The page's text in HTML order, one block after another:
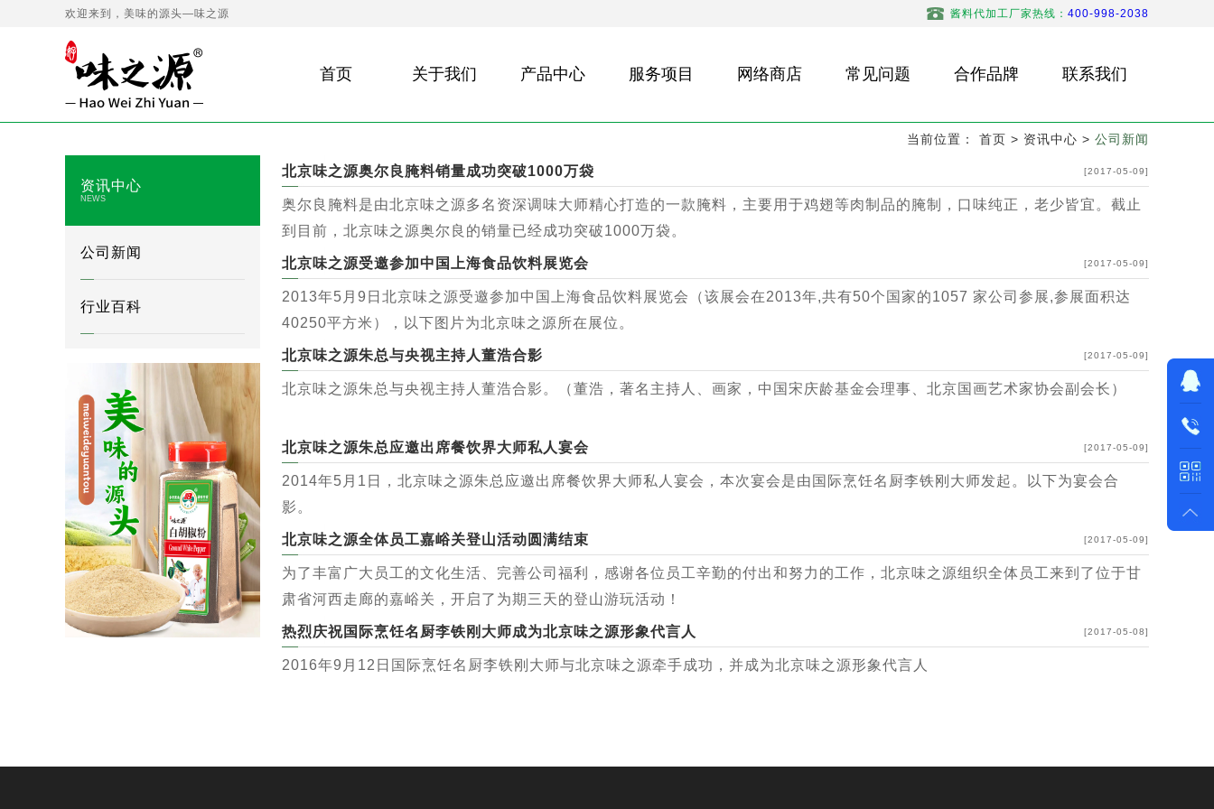
欢迎来到，美味的源头—味之源 酱料代加工厂家热线： 400-998-2038
首页 关于我们 产品中心 服务项目 网络商店 常见问题 合作品牌 联系我们
当前位置： 首页 > 资讯中心 > 公司新闻
资讯中心
NEWS
公司新闻
行业百科
北京味之源奥尔良腌料销量成功突破1000万袋 [2017-05-09]
奥尔良腌料是由北京味之源多名资深调味大师精心打造的一款腌料，主要用于鸡翅等肉制品的腌制，口味纯正，老少皆宜。截止
到目前，北京味之源奥尔良的销量已经成功突破1000万袋。
北京味之源受邀参加中国上海食品饮料展览会 [2017-05-09]
2013年5月9日北京味之源受邀参加中国上海食品饮料展览会（该展会在2013年,共有50个国家的1057 家公司参展,参展面积达
40250平方米），以下图片为北京味之源所在展位。
北京味之源朱总与央视主持人董浩合影 [2017-05-09]
北京味之源朱总与央视主持人董浩合影。（董浩，著名主持人、画家，中国宋庆龄基金会理事、北京国画艺术家协会副会长）
北京味之源朱总应邀出席餐饮界大师私人宴会 [2017-05-09]
2014年5月1日，北京味之源朱总应邀出席餐饮界大师私人宴会，本次宴会是由国际烹饪名厨李铁刚大师发起。以下为宴会合
影。
北京味之源全体员工嘉峪关登山活动圆满结束 [2017-05-09]
为了丰富广大员工的文化生活、完善公司福利，感谢各位员工辛勤的付出和努力的工作，北京味之源组织全体员工来到了位于甘
肃省河西走廊的嘉峪关，开启了为期三天的登山游玩活动！
热烈庆祝国际烹饪名厨李铁刚大师成为北京味之源形象代言人 [2017-05-08]
2016年9月12日国际烹饪名厨李铁刚大师与北京味之源牵手成功，并成为北京味之源形象代言人